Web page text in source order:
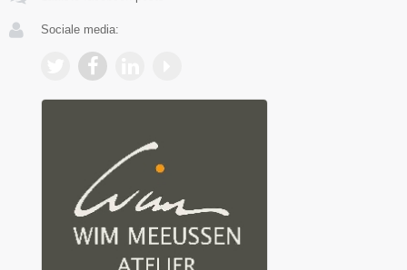
Sociale media: